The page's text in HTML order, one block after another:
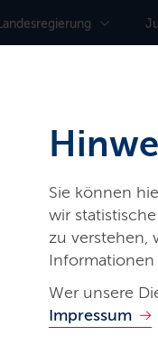
Sie können
wir
zu verstehen,
Wer unsere
Impressum
Landes­regierung